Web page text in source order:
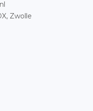
Zwolle